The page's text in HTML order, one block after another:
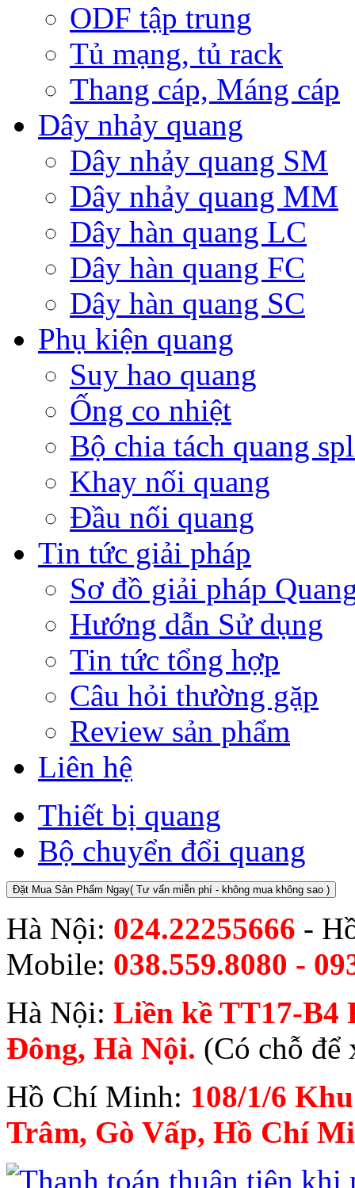
ODF tập trung
Tủ mạng, tủ rack
Thang cáp, Máng cáp
Dây nhảy quang
Dây nhảy quang SM
Dây nhảy quang MM
Dây hàn quang LC
Dây hàn quang FC
Dây hàn quang SC
Phụ kiện quang
Suy hao quang
Ống co nhiệt
Bộ chia tách quang
Khay nối quang
Đầu nối quang
Tin tức giải pháp
Sơ đồ giải pháp
Hướng dẫn Sử dụng
Tin tức tổng hợp
Câu hỏi thường gặp
Review sản phẩm
Liên hệ
Thiết bị quang
Bộ chuyển đổi quang
Đặt Mua Sản Phẩm Ngay( Tư vấn miễn phí - không mua không sao )
Hà Nội: 024.22255666 -
Mobile: 038.559.8080 -
Hà Nội: Liền kề TT17-B4
Đông, Hà Nội. (Có chỗ để
Hồ Chí Minh: 108/1/6
Trâm, Gò Vấp, Hồ Chí